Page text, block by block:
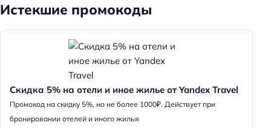
Истекшие промокоды
Скидка 5% на отели и иное жилье от Yandex Travel
Промокод на скидку 5%, но не более 1000₽. Действует при
бронировании отелей и иного жилья